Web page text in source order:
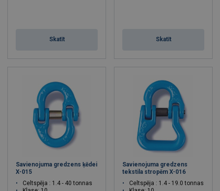
Skatīt Skatīt
Savienojuma gredzens ķēdei
X-015
Celtspēja : 1.4 - 40 tonnas
Savienojuma gredzens
tekstila stropēm X-016
Celtspēja : 1.4 - 19.0 tonnas